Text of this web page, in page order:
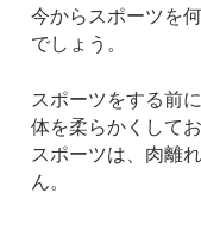
今からスポーツを
でしょう。
スポーツをする前
体を柔らかくして
スポーツは、肉離
ん。